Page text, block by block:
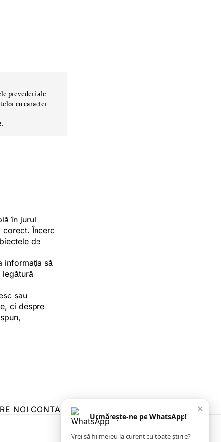
prevederi ale
cu caracter
în jurul
corect. Încerc
de
informația să
legătură
sau
ci despre
NOI CONTACT ZIARUL ANUNȚUL CĂLĂRĂȘEAN
×
Urmărește-ne pe WhatsApp!
Vrei să fii mereu la curent cu toate știrile?